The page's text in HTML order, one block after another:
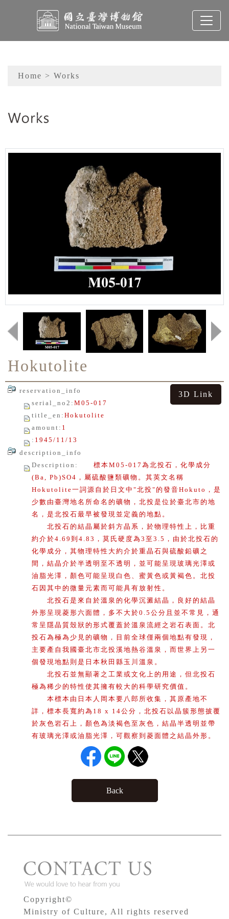
Sitemap
Home > Works
Hokutolite
3D Link
reservation_info
serial_no2 : M05-017
title_en : Hokutolite
amount : 1
: 1945/11/13
description_info
Description :
標本M05-017為北投石，化學成分
(Ba, Pb)SO4，屬硫酸鹽類礦物。其英文名稱
Hokutolite一詞源自於日文中"北投"的發音Hokuto，是
少數由臺灣地名所命名的礦物，北投是位於臺北市的地
名，是北投石最早被發現並定義的地點。
北投石的結晶屬於斜方晶系，於物理特性上，比重
約介於4.69到4.83，莫氏硬度為3至3.5，由於北投石的
化學成分，其物理特性大約介於重晶石與硫酸鉛礦之
間，結晶介於半透明至不透明，並可能呈現玻璃光澤或
油脂光澤，顏色可能呈現白色、蜜黃色或黃褐色。北投
石因其中的微量元素而可能具有放射性。
北投石是來自於溫泉的化學沉澱結晶，良好的結晶
外形呈現菱形六面體，多不大於0.5公分且並不常見，通
常呈隱晶質殼狀的形式覆蓋於溫泉流經之岩石表面。北
投石為極為少見的礦物，目前全球僅兩個地點有發現，
主要產自我國臺北市北投溪地熱谷溫泉，而世界上另一
個發現地點則是日本秋田縣玉川溫泉。
北投石並無顯著之工業或文化上的用途，但北投石
極為稀少的特性使其擁有較大的科學研究價值。
本標本由日本人岡本要八郎所收集，其原產地不
詳，標本長寬約為18 x 14公分，北投石以晶簇形態披覆
於灰色岩石上，顏色為淡褐色至灰色，結晶半透明並帶
有玻璃光澤或油脂光澤，可觀察到菱面體之結晶外形。
Back
Copyright©
Ministry of Culture, All rights reserved